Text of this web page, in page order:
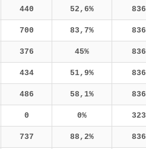
440 52,6% 836
700 83,7% 836
376 45% 836
434 51,9% 836
486 58,1% 836
0 0% 323
737 88,2% 836